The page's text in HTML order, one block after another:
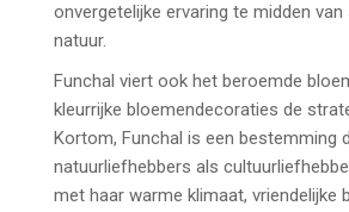
onvergetelijke ervaring te midden
natuur.
Funchal viert ook het beroemde
kleurrijke bloemendecoraties de
Kortom, Funchal is een bestemming
natuurliefhebbers als
met haar warme klimaat, vriendelijke